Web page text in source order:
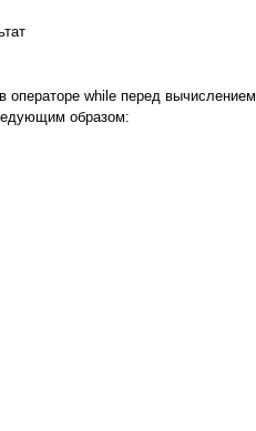
операторе while перед вычислением
образом: